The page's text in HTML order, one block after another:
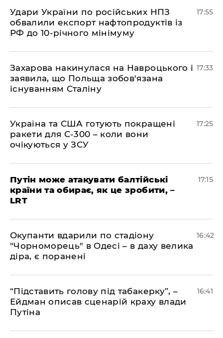
​Удари України по російських НПЗ
обвалили експорт нафтопродуктів із
РФ до 10-річного мінімуму
17:55
​Захарова накинулася на Навроцького і
заявила, що Польща зобов'язана
існуванням Сталіну
17:33
​Україна та США готують покращені
ракети для С-300 – коли вони
очікуються у ЗСУ
17:25
​Путін може атакувати балтійські
країни та обирає, як це зробити, –
LRT
17:15
​Окупанти вдарили по стадіону
"Чорноморець" в Одесі – в даху велика
діра, є поранені
16:42
​“Підставить голову під табакерку”, –
Ейдман описав сценарій краху влади
Путіна
16:41